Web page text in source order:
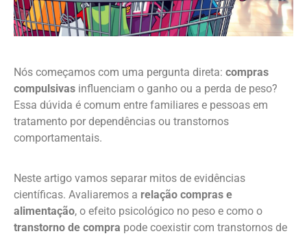
Nós começamos com uma pergunta direta: compras
compulsivas influenciam o ganho ou a perda de peso?
Essa dúvida é comum entre familiares e pessoas em
tratamento por dependências ou transtornos
comportamentais.
Neste artigo vamos separar mitos de evidências
científicas. Avaliaremos a relação compras e
alimentação, o efeito psicológico no peso e como o
transtorno de compra pode coexistir com transtornos de